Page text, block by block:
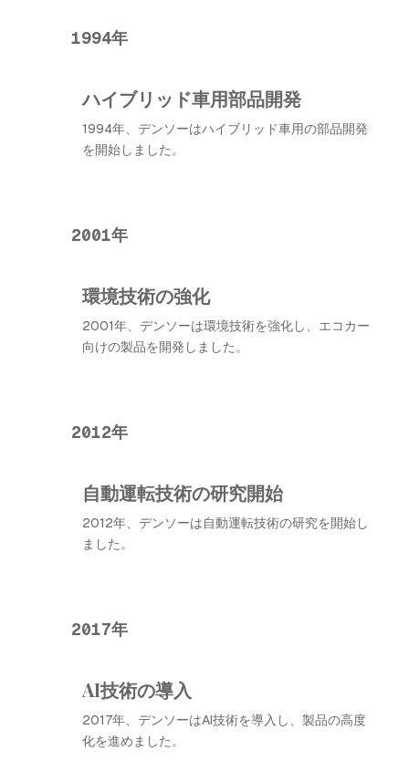
1994年
ハイブリッド車用部品開発
1994年、デンソーはハイブリッド車用の部品開発
を開始しました。
2001年
環境技術の強化
2001年、デンソーは環境技術を強化し、エコカー
向けの製品を開発しました。
2012年
自動運転技術の研究開始
2012年、デンソーは自動運転技術の研究を開始し
ました。
2017年
AI技術の導入
2017年、デンソーはAI技術を導入し、製品の高度
化を進めました。